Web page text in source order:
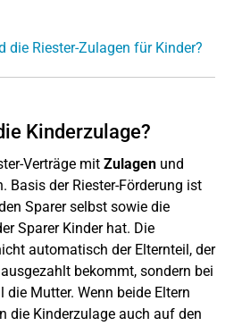
die Riester-Zulagen für Kinder?
Kinderzulage?
Verträge mit Zulagen und
Basis der Riester-Förderung ist
Sparer selbst sowie die
Sparer Kinder hat. Die
automatisch der Elternteil, der
bekommt, sondern bei
die Mutter. Wenn beide Eltern
die Kinderzulage auch auf den